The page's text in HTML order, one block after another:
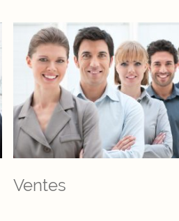
Ventes